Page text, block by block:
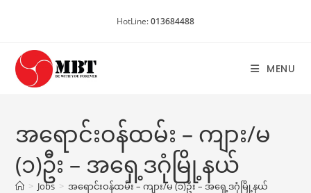
HotLine:013684488
MENU
အရောင်းဝန်ထမ်း – ကျား/မ
(၁)ဦး – အရှေ့ဒဂုံမြို့နယ်
> Jobs > အရောင်းဝန်ထမ်း – ကျား/မ (၁)ဦး – အရှေ့ဒဂုံမြို့နယ်